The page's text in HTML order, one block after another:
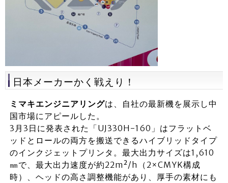
日本メーカーかく戦えり！
ミマキエンジニアリングは、自社の最新機を展示し中
国市場にアピールした。
3月3日に発表された「UJ330H-160」はフラットベ
ッドとロールの両方を搬送できるハイブリッドタイプ
のインクジェットプリンタ。最大出力サイズは1,610
㎜で、最大出力速度が約22m²/h（2×CMYK構成
時）、ヘッドの高さ調整機能があり、厚手の素材にも